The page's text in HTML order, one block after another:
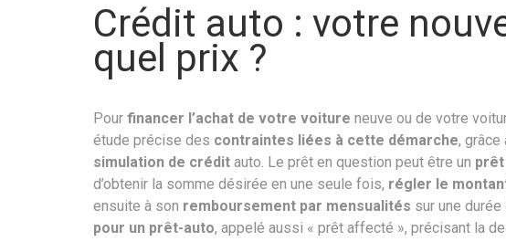
Crédit auto : votre
quel prix ?
Pour financer l’achat de votre voiture neuve ou de votre
étude précise des contraintes liées à cette démarche, grâce
simulation de crédit auto. Le prêt en question peut être un
d’obtenir la somme désirée en une seule fois, régler le
ensuite à son remboursement par mensualités sur une durée
pour un prêt-auto, appelé aussi « prêt affecté », précisant la